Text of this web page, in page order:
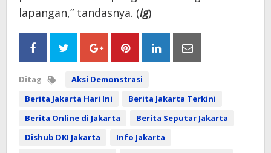
lapangan,” tandasnya. (ig)
Ditag
Aksi Demonstrasi
Berita Jakarta Hari Ini
Berita Jakarta Terkini
Berita Online di Jakarta
Berita Seputar Jakarta
Dishub DKI Jakarta
Info Jakarta